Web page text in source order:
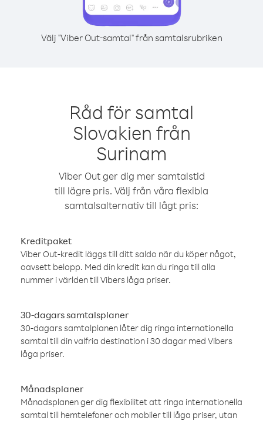
Välj "Viber Out-samtal" från samtalsrubriken
Råd för samtal
Slovakien från
Surinam
Viber Out ger dig mer samtalstid
till lägre pris. Välj från våra flexibla
samtalsalternativ till lågt pris:
Kreditpaket
Viber Out-kredit läggs till ditt saldo när du köper något,
oavsett belopp. Med din kredit kan du ringa till alla
nummer i världen till Vibers låga priser.
30-dagars samtalsplaner
30-dagars samtalplanen låter dig ringa internationella
samtal till din valfria destination i 30 dagar med Vibers
låga priser.
Månadsplaner
Månadsplanen ger dig flexibilitet att ringa internationella
samtal till hemtelefoner och mobiler till låga priser, utan